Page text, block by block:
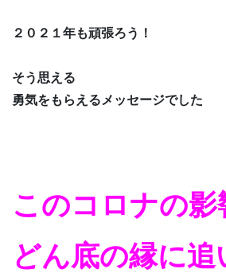
２０２１年も頑張ろう！
そう思える
勇気をもらえるメッセージでした
このコロナの影
どん底の縁に